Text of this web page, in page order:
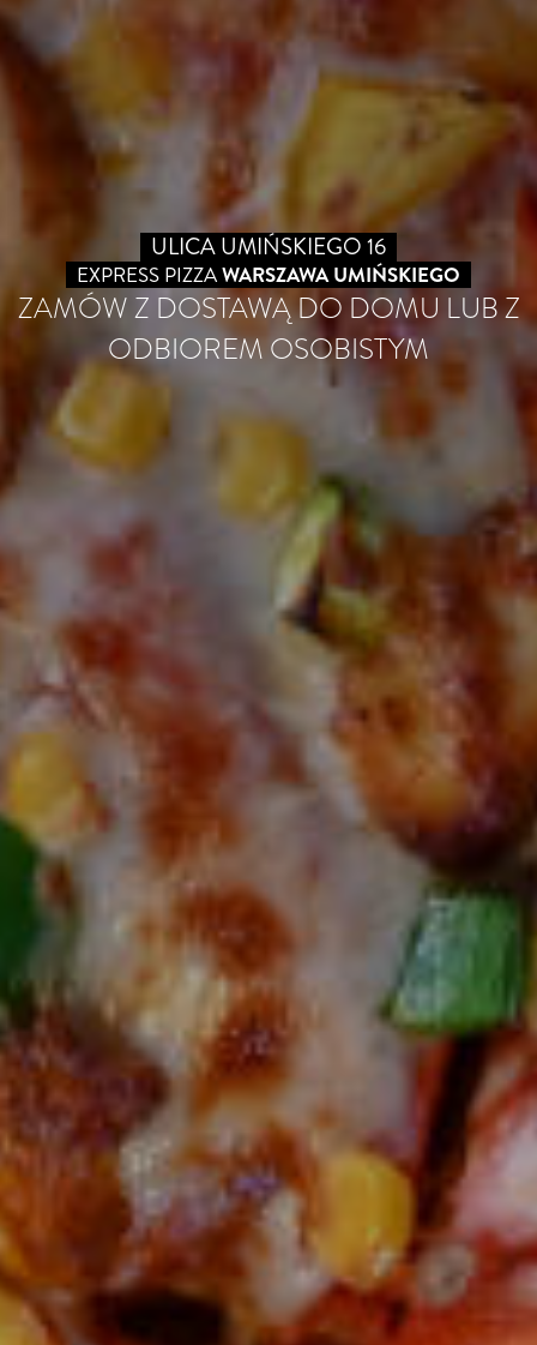
ULICA UMIŃSKIEGO 16
EXPRESS PIZZAWARSZAWA UMIŃSKIEGO
ZAMÓW Z DOSTAWĄ DO DOMU LUB Z
ODBIOREM OSOBISTYM